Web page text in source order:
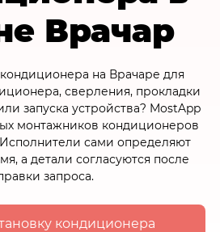
Врачар
на Врачаре для
сверления, прокладки
запуска устройства? MostApp
монтажников кондиционеров
сами определяют
а детали согласуются после
запроса.
кондиционера